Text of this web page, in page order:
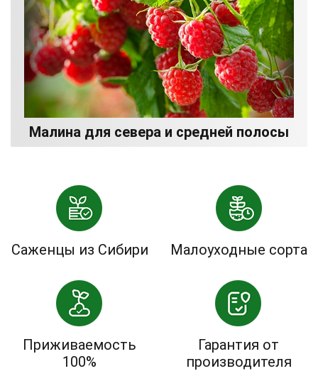
Малина для севера и средней полосы
Саженцы из Сибири Малоуходные сорта
Приживаемость
100%
Гарантия от
производителя